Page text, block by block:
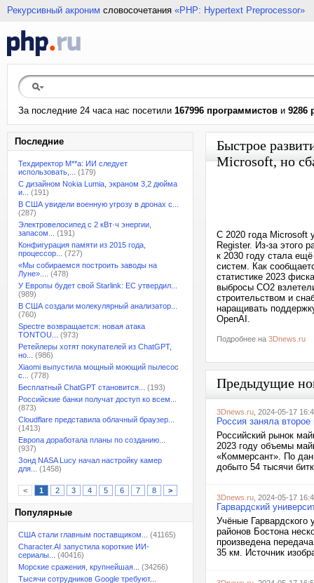
Рекурсивный акроним словосочетания «PHP: Hypertext Preprocessor»
За последние 24 часа нас посетили 167996 программистов и 9286
Последние
Техдиректор M**a: ИИ следует
использовать,...
(179)
С дизайном Nokia Lumia, экраном 3,2 дюйма
и...
(191)
В США увидели военную угрозу в дронах с...
(287)
Электровелосипед с 2 кВт·ч энергии,
запасом...
(191)
Конфигурация памяти из 2015 года,
процессор...
(727)
«Мы собираемся построить заводы на
Луне»....
(478)
У Европы будет свой Starlink: ЕС утвердил...
(989)
В США создали молекулярный анализатор...
(760)
Spectre возвращается: новая атака
TONTOU...
(973)
Ретейлеры хотят покупателей из ChatGPT,
но...
(986)
Xiaomi выпустила мощный моющий пылесос
с...
(778)
Бесплатный ChatGPT становится...
(193)
Российские банки получат доступ ко всем...
(873)
Cloudflare представила облачный браузер...
(1413)
Европа доработала планы по созданию...
(937)
Зонд NASA Lucy начал настройку камер
для...
(1458)
< 1 2 3 4 5 6 7 8 >
Популярные
США стали главным поставщиком...
(41165)
Character.AI запустила короткие ИИ-
сериалы...
(40416)
Морские сражения, крупнейшая...
(34266)
Тысячи сотрудников Google требуют...
Быстрое
Microsoft, но
C 2020 года Microsoft
Register. Из-за этого
к 2030 году стала
систем. Как
статистике 2023
выбросы CO2
строительством и
наращивать
OpenAI.
Подробнее на 3Dnews.ru
Предыдущие
3Dnews.ru , 2024-05-17
Россия заняла
Российский рынок
2023 году объемы
«Коммерсант». По
добыто 54 тысячи
3Dnews.ru , 2024-05-17
Гарвардский
Учёные Гарвардского
районов Бостона
произведена
35 км. Источник